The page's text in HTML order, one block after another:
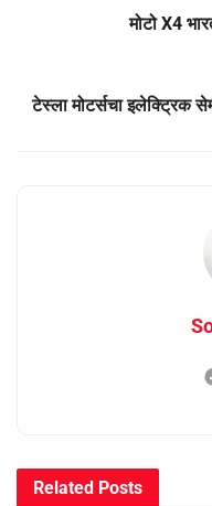
मोटो X4
टेस्ला मोटर्सचा इलेक्ट्रिक
Related Posts